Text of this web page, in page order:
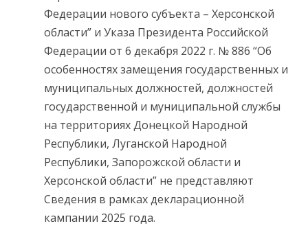
Федерации нового субъекта – Херсонской
области” и Указа Президента Российской
Федерации от 6 декабря 2022 г. № 886 “Об
особенностях замещения государственных и
муниципальных должностей, должностей
государственной и муниципальной службы
на территориях Донецкой Народной
Республики, Луганской Народной
Республики, Запорожской области и
Херсонской области” не представляют
Сведения в рамках декларационной
кампании 2025 года.